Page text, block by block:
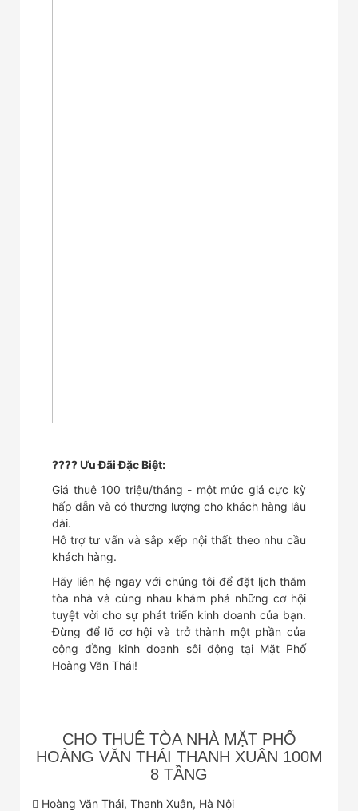
???? Ưu Đãi Đặc Biệt:
Giá thuê 100 triệu/tháng - một mức giá cực kỳ
hấp dẫn và có thương lượng cho khách hàng lâu
dài.
Hỗ trợ tư vấn và sắp xếp nội thất theo nhu cầu
khách hàng.
Hãy liên hệ ngay với chúng tôi để đặt lịch thăm
tòa nhà và cùng nhau khám phá những cơ hội
tuyệt vời cho sự phát triển kinh doanh của bạn.
Đừng để lỡ cơ hội và trở thành một phần của
cộng đồng kinh doanh sôi động tại Mặt Phố
Hoàng Văn Thái!
CHO THUÊ TÒA NHÀ MẶT PHỐ
HOÀNG VĂN THÁI THANH XUÂN 100M
8 TẦNG
Hoàng Văn Thái, Thanh Xuân, Hà Nội